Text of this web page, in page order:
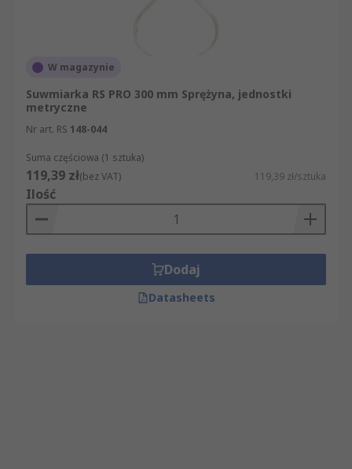
W magazynie
Suwmiarka RS PRO 300 mm Sprężyna, jednostki
metryczne
Nr art. RS 148-044
Suma częściowa (1 sztuka)
119,39 zł(bez VAT) 119,39 zł/sztuka
Ilość
Dodaj
Datasheets